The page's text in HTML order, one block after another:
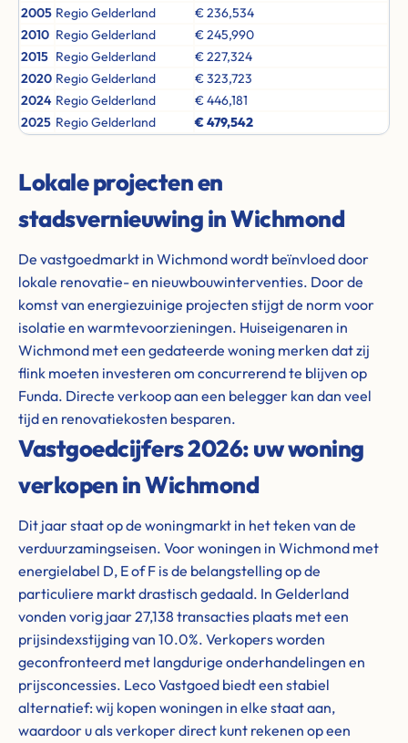
2005 Regio Gelderland
€ 236,534
2010 Regio Gelderland
€ 245,990
2015 Regio Gelderland
€ 227,324
2020 Regio Gelderland
€ 323,723
2024 Regio Gelderland
€ 446,181
2025 Regio Gelderland € 479,542
Lokale projecten en
stadsvernieuwing in Wichmond
De vastgoedmarkt in Wichmond wordt beïnvloed door
lokale renovatie- en nieuwbouwinterventies. Door de
komst van energiezuinige projecten stijgt de norm voor
isolatie en warmtevoorzieningen. Huiseigenaren in
Wichmond met een gedateerde woning merken dat zij
flink moeten investeren om concurrerend te blijven op
Funda. Directe verkoop aan een belegger kan dan veel
tijd en renovatiekosten besparen.
Vastgoedcijfers 2026: uw woning
verkopen in Wichmond
Dit jaar staat op de woningmarkt in het teken van de
verduurzamingseisen. Voor woningen in Wichmond met
energielabel D, E of F is de belangstelling op de
particuliere markt drastisch gedaald. In Gelderland
vonden vorig jaar 27,138 transacties plaats met een
prijsindexstijging van 10.0%. Verkopers worden
geconfronteerd met langdurige onderhandelingen en
prijsconcessies. Leco Vastgoed biedt een stabiel
alternatief: wij kopen woningen in elke staat aan,
waardoor u als verkoper direct kunt rekenen op een